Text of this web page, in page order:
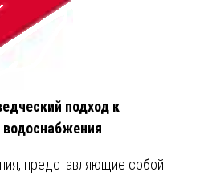
подход к
водоснабжения
представляющие собой